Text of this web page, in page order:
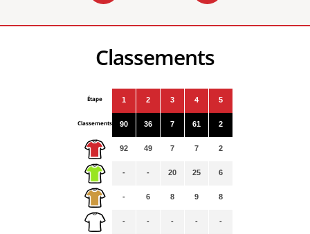
Classements
Étape
Classements
1
90
92
-
-
-
2
36
49
-
6
-
3
7
7
20
8
-
4
61
7
25
9
-
5
2
2
6
8
-